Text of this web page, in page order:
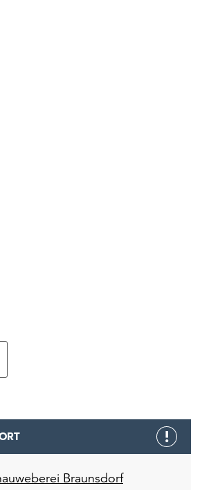
Braunsdorf